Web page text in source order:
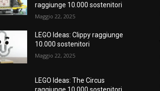
raggiunge 10.000 sostenitori
Maggio 22, 2025
LEGO Ideas: Clippy raggiunge
10.000 sostenitori
Maggio 22, 2025
LEGO Ideas: The Circus